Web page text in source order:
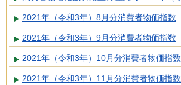
2021年（令和3年）8月分消費者物価指数
2021年（令和3年）9月分消費者物価指数
2021年（令和3年）10月分消費者物価指数
2021年（令和3年）11月分消費者物価指数